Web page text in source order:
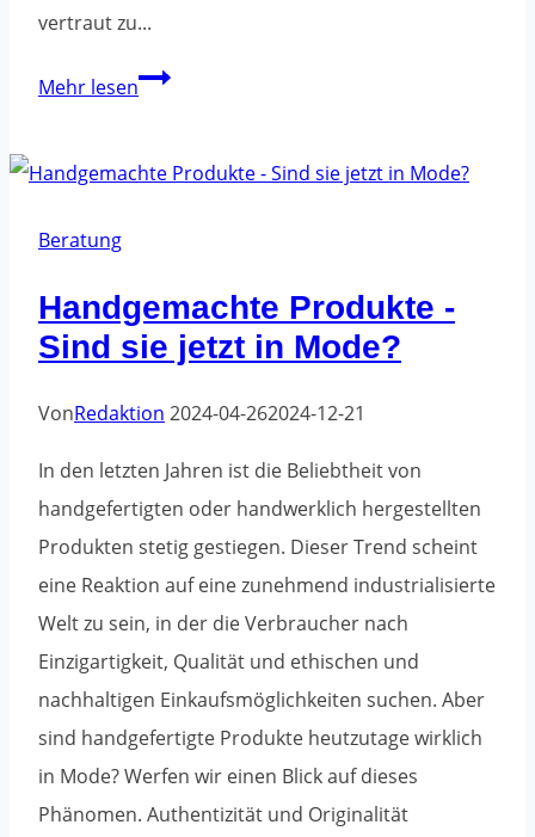
vertraut zu...
Mehr lesenWie
Lasten
aus?
Beratung
Handgemachte Produkte -
Sind sie jetzt in Mode?
VonRedaktion 2024-04-262024-12-21
In den letzten Jahren ist die Beliebtheit von
handgefertigten oder handwerklich hergestellten
Produkten stetig gestiegen. Dieser Trend scheint
eine Reaktion auf eine zunehmend industrialisierte
Welt zu sein, in der die Verbraucher nach
Einzigartigkeit, Qualität und ethischen und
nachhaltigen Einkaufsmöglichkeiten suchen. Aber
sind handgefertigte Produkte heutzutage wirklich
in Mode? Werfen wir einen Blick auf dieses
Phänomen. Authentizität und Originalität